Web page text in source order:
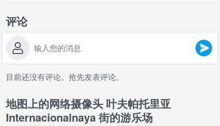
评论
目前还没有评论。抢先发表评论。
地图上的网络摄像头 叶夫帕托里亚
Internacionalnaya 街的游乐场